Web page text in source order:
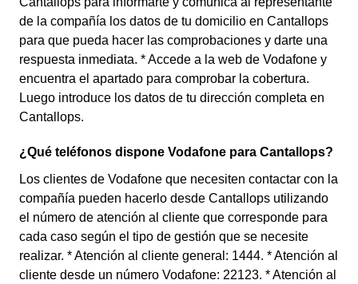
de la compañía los datos de tu domicilio en Cantallops
para que pueda hacer las comprobaciones y darte una
respuesta inmediata. * Accede a la web de Vodafone y
encuentra el apartado para comprobar la cobertura.
Luego introduce los datos de tu dirección completa en
Cantallops.
¿Qué teléfonos dispone Vodafone para Cantallops?
Los clientes de Vodafone que necesiten contactar con la
compañía pueden hacerlo desde Cantallops utilizando
el número de atención al cliente que corresponde para
cada caso según el tipo de gestión que se necesite
realizar. * Atención al cliente general: 1444. * Atención al
cliente desde un número Vodafone: 22123. * Atención al